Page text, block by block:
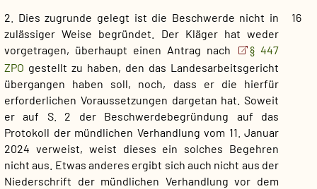
16
2. Dies zugrunde gelegt ist die Beschwerde nicht in
zulässiger Weise begründet. Der Kläger hat weder
vorgetragen, überhaupt einen Antrag nach
§ 447
ZPO gestellt zu haben, den das Landesarbeitsgericht
übergangen haben soll, noch, dass er die hierfür
erforderlichen Voraussetzungen dargetan hat. Soweit
er auf S. 2 der Beschwerdebegründung auf das
Protokoll der mündlichen Verhandlung vom 11. Januar
2024 verweist, weist dieses ein solches Begehren
nicht aus. Etwas anderes ergibt sich auch nicht aus der
Niederschrift der mündlichen Verhandlung vor dem